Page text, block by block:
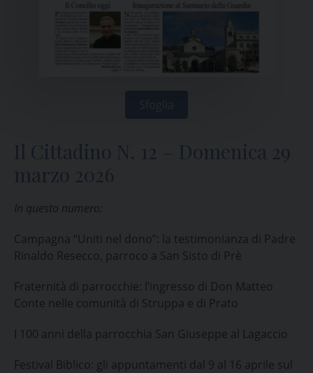
In questo numero:
Campagna “Uniti nel dono”: la testimonianza di Padre
Rinaldo Resecco, parroco a San Sisto di Prè
Fraternità di parrocchie: l’ingresso di Don Matteo
Conte nelle comunità di Struppa e di Prato
I 100 anni della parrocchia San Giuseppe al Lagaccio
Festival Biblico: gli appuntamenti dal 9 al 16 aprile sul